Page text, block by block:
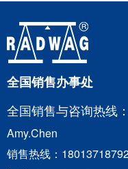
全国销售办事处
全国销售与咨询热线
Amy.Chen
销售热线：